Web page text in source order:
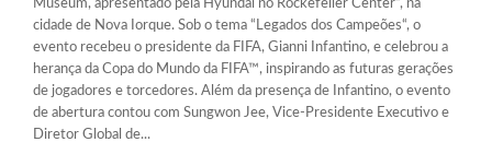
Museum, apresentado pela Hyundai no Rockefeller Center”, na
cidade de Nova Iorque. Sob o tema “Legados dos Campeões“, o
evento recebeu o presidente da FIFA, Gianni Infantino, e celebrou a
herança da Copa do Mundo da FIFA™, inspirando as futuras gerações
de jogadores e torcedores. Além da presença de Infantino, o evento
de abertura contou com Sungwon Jee, Vice-Presidente Executivo e
Diretor Global de...